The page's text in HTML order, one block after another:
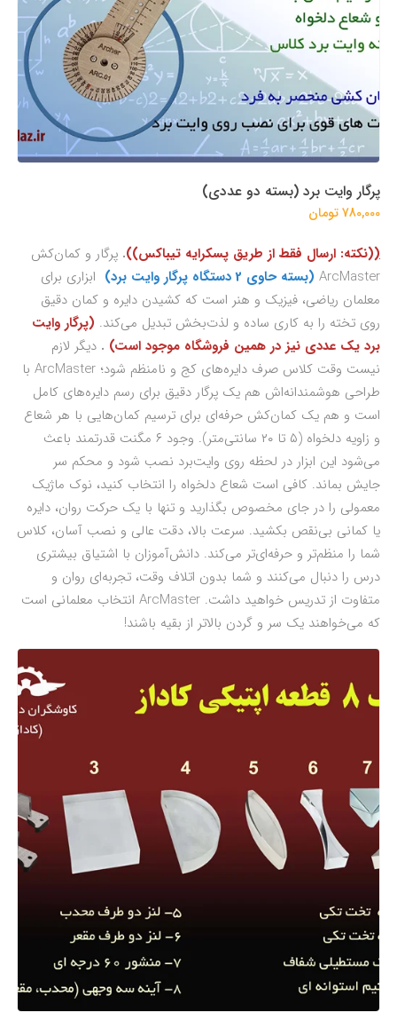
پرگار وایت برد (بسته دو عددی)
780,000 تومان
((نکته: ارسال فقط از طریق پسکرایه تیباکس)). پرگار و کمان‌کش
ArcMaster (بسته حاوی 2 دستگاه پرگار وایت برد)
ابزاری برای
معلمان ریاضی، فیزیک و هنر است که کشیدن دایره و کمان دقیق
روی تخته را به کاری ساده و لذت‌بخش تبدیل می‌کند. (پرگار وایت
برد یک عددی نیز در همین فروشگاه موجود است) . دیگر لازم
نیست وقت کلاس صرف دایره‌های کج و نامنظم شود؛ ArcMaster با
طراحی هوشمندانه‌اش هم یک پرگار دقیق برای رسم دایره‌های کامل
است و هم یک کمان‌کش حرفه‌ای برای ترسیم کمان‌هایی با هر شعاع
و زاویه دلخواه (۵ تا ۲۰ سانتی‌متر). وجود ۶ مگنت قدرتمند باعث
می‌شود این ابزار در لحظه روی وایت‌برد نصب شود و محکم سر
جایش بماند. کافی است شعاع دلخواه را انتخاب کنید، نوک ماژیک
معمولی را در جای مخصوص بگذارید و تنها با یک حرکت روان، دایره
یا کمانی بی‌نقص بکشید. سرعت بالا، دقت عالی و نصب آسان، کلاس
شما را منظم‌تر و حرفه‌ای‌تر می‌کند. دانش‌آموزان با اشتیاق بیشتری
درس را دنبال می‌کنند و شما بدون اتلاف وقت، تجربه‌ای روان و
متفاوت از تدریس خواهید داشت. ArcMaster انتخاب معلمانی است
که می‌خواهند یک سر و گردن بالاتر از بقیه باشند!